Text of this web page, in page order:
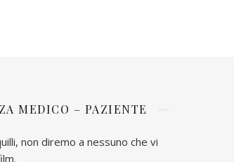
MEDICO – PAZIENTE
non diremo a nessuno che vi